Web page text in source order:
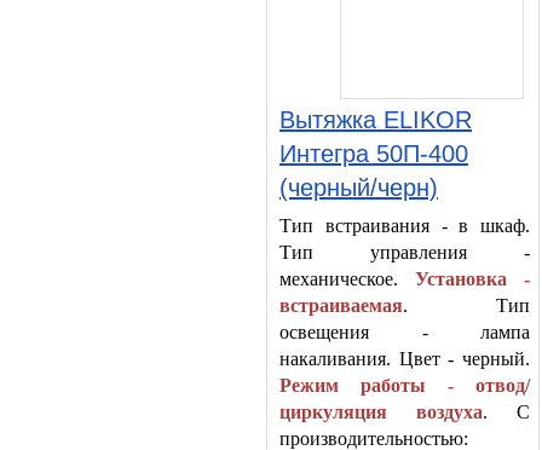
Вытяжка ELIKOR
Интегра 50П-400
(черный/черн)
Тип встраивания - в шкаф.
Тип управления -
механическое. Установка -
встраиваемая. Тип
освещения - лампа
накаливания. Цвет - черный.
Режим работы - отвод/
циркуляция воздуха. С
производительностью: